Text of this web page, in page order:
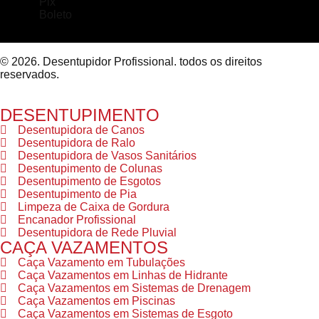
© 2026. Desentupidor Profissional. todos os direitos
reservados.
DESENTUPIMENTO
Desentupidora de Canos
Desentupidora de Ralo
Desentupidora de Vasos Sanitários
Desentupimento de Colunas
Desentupimento de Esgotos
Desentupimento de Pia
Limpeza de Caixa de Gordura
Encanador Profissional
Desentupidora de Rede Pluvial
CAÇA VAZAMENTOS
Caça Vazamento em Tubulações
Caça Vazamentos em Linhas de Hidrante
Caça Vazamentos em Sistemas de Drenagem
Caça Vazamentos em Piscinas
Caça Vazamentos em Sistemas de Esgoto